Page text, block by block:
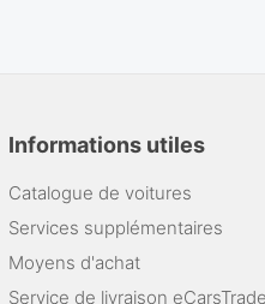
Informations utiles
Catalogue de voitures
Services supplémentaires
Moyens d'achat
Service de livraison